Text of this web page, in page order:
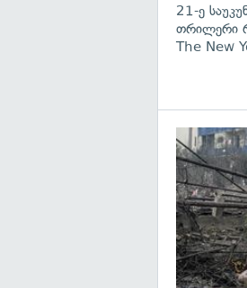
21-ე
თრილერი
The New